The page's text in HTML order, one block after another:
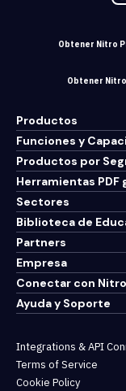
Obtener Nitro
Obtener
Productos
Funciones y
Productos por
Herramientas
Sectores
Biblioteca de
Partners
Empresa
Conectar con Nitro
Ayuda y Soporte
Integrations & API
Terms of Service
Cookie Policy